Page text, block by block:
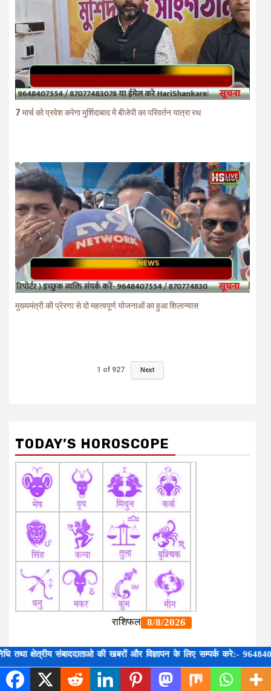
7 मार्च को प्रवेश करेगा मुर्शिदाबाद में बीजेपी का परिवर्तन यात्रा रथ
मुख्यमंत्री की प्रेरणा से दो महत्वपूर्ण योजनाओं का हुआ शिलान्यास
1 of 927 Next
TODAY’S HOROSCOPE
संबाददाताओ की खबरों और विज्ञापन के लिए सम्पर्क करे:-